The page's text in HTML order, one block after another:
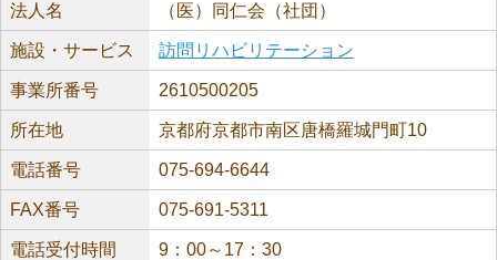
法人名 （医）同仁会（社団）
施設・サービス 訪問リハビリテーション
事業所番号 2610500205
所在地 京都府京都市南区唐橋羅城門町10
電話番号 075-694-6644
FAX番号 075-691-5311
電話受付時間 9：00～17：30